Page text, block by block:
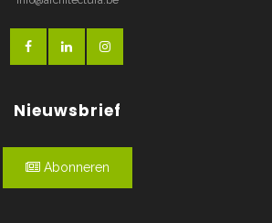
Nieuwsbrief
Abonneren